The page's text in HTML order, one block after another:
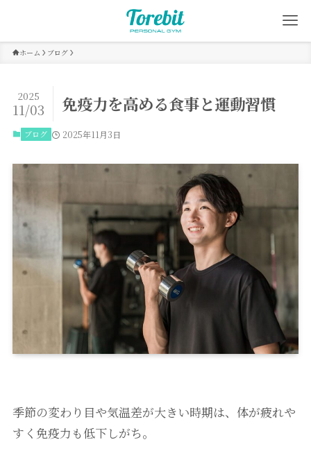
ホーム ブログ
免疫力を高める食事と運動習慣
2025
11/03
ブログ 2025年11月3日
季節の変わり目や気温差が大きい時期は、体が疲れや
すく免疫力も低下しがち。